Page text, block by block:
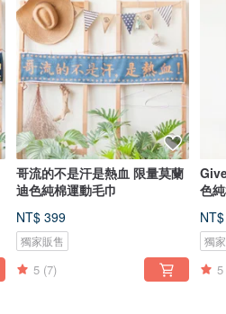
哥流的不是汗是熱血 限量莫蘭
迪色純棉運動毛巾
NT$ 399
獨家販售
5 (7)
色
獨
5